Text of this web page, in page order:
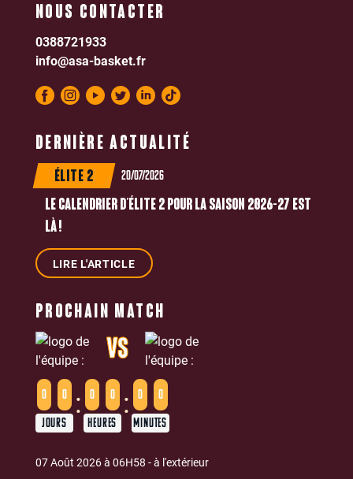
DERNIÈRE ACTUALITÉ
ÉLITE 2 20/07/2026
LE CALENDRIER D’ÉLITE 2 POUR LA SAISON 2026-27 EST
LÀ !
LIRE L'ARTICLE
NOUS CONTACTER
0388721933
info@asa-basket.fr
PROCHAIN MATCH
0 0
JOURS
: 0 0
HEURES
: 0 0
MINUTES
VS
07 Août 2026 à 06H58 - à l'extérieur